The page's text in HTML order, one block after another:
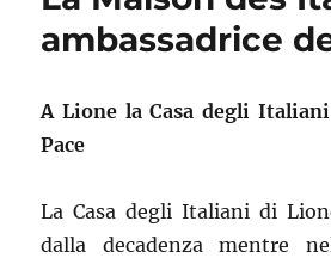
ambassadrice
A Lione la Casa degli
Pace
La Casa degli Italiani di
dalla decadenza mentre